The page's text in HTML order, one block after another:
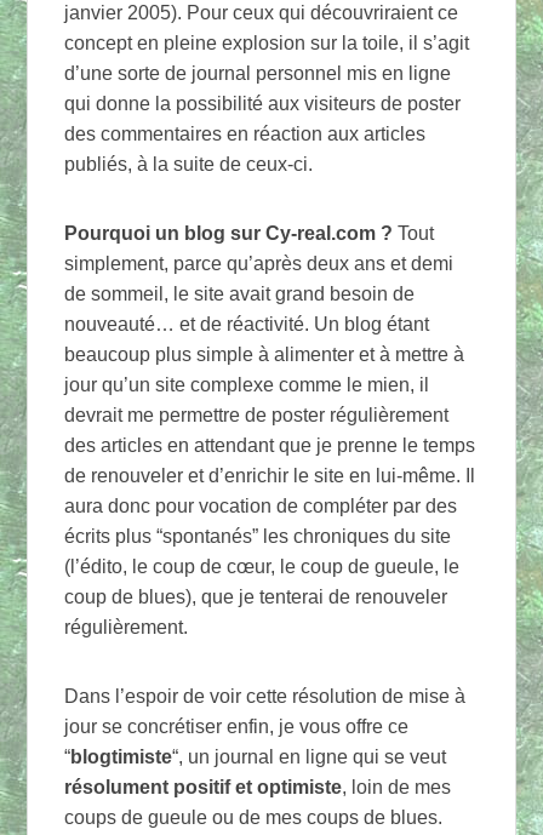
janvier 2005). Pour ceux qui découvriraient ce
concept en pleine explosion sur la toile, il s’agit
d’une sorte de journal personnel mis en ligne
qui donne la possibilité aux visiteurs de poster
des commentaires en réaction aux articles
publiés, à la suite de ceux-ci.
Pourquoi un blog sur Cy-real.com ? Tout
simplement, parce qu’après deux ans et demi
de sommeil, le site avait grand besoin de
nouveauté… et de réactivité. Un blog étant
beaucoup plus simple à alimenter et à mettre à
jour qu’un site complexe comme le mien, il
devrait me permettre de poster régulièrement
des articles en attendant que je prenne le temps
de renouveler et d’enrichir le site en lui-même. Il
aura donc pour vocation de compléter par des
écrits plus “spontanés” les chroniques du site
(l’édito, le coup de cœur, le coup de gueule, le
coup de blues), que je tenterai de renouveler
régulièrement.
Dans l’espoir de voir cette résolution de mise à
jour se concrétiser enfin, je vous offre ce
“blogtimiste“, un journal en ligne qui se veut
résolument positif et optimiste, loin de mes
coups de gueule ou de mes coups de blues.